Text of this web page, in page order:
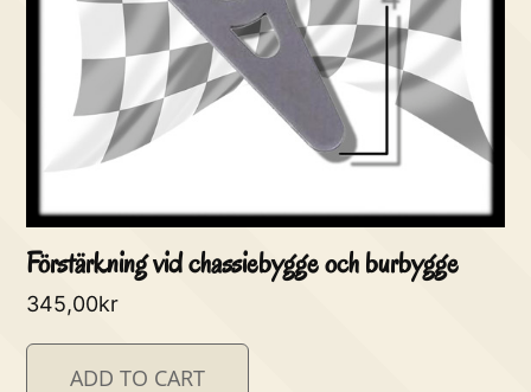
Förstärkning vid chassiebygge och burbygge
345,00kr
ADD TO CART